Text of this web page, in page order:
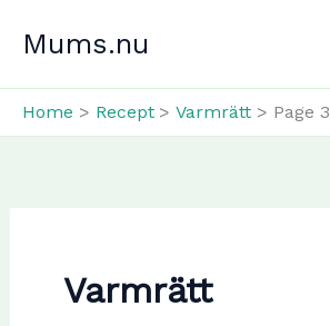
Mums.nu
Home Recept Varmrätt Page 3
Varmrätt